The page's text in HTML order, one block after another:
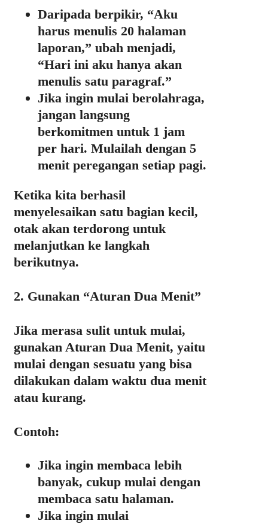
Daripada berpikir, “Aku
harus menulis 20 halaman
laporan,” ubah menjadi,
“Hari ini aku hanya akan
menulis satu paragraf.”
Jika ingin mulai berolahraga,
jangan langsung
berkomitmen untuk 1 jam
per hari. Mulailah dengan 5
menit peregangan setiap pagi.
Ketika kita berhasil
menyelesaikan satu bagian kecil,
otak akan terdorong untuk
melanjutkan ke langkah
berikutnya.
2. Gunakan “Aturan Dua Menit”
Jika merasa sulit untuk mulai,
gunakan Aturan Dua Menit, yaitu
mulai dengan sesuatu yang bisa
dilakukan dalam waktu dua menit
atau kurang.
Contoh:
Jika ingin membaca lebih
banyak, cukup mulai dengan
membaca satu halaman.
Jika ingin mulai